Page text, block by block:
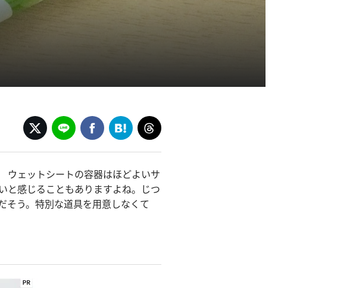
ェットシートの容器はほどよいサ
と感じることもありますよね。じつ
そう。特別な道具を用意しなくて